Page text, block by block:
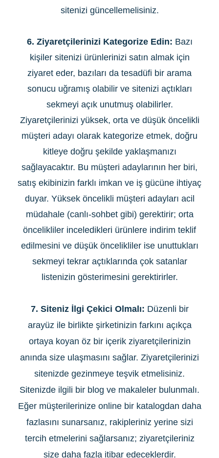
sitenizi güncellemelisiniz.
6. Ziyaretçilerinizi Kategorize Edin: Bazı
kişiler sitenizi ürünlerinizi satın almak için
ziyaret eder, bazıları da tesadüfi bir arama
sonucu uğramış olabilir ve sitenizi açtıkları
sekmeyi açık unutmuş olabilirler.
Ziyaretçilerinizi yüksek, orta ve düşük öncelikli
müşteri adayı olarak kategorize etmek, doğru
kitleye doğru şekilde yaklaşmanızı
sağlayacaktır. Bu müşteri adaylarının her biri,
satış ekibinizin farklı imkan ve iş gücüne ihtiyaç
duyar. Yüksek öncelikli müşteri adayları acil
müdahale (canlı-sohbet gibi) gerektirir; orta
öncelikliler inceledikleri ürünlere indirim teklif
edilmesini ve düşük öncelikliler ise unuttukları
sekmeyi tekrar açtıklarında çok satanlar
listenizin gösterimesini gerektirirler.
7. Siteniz İlgi Çekici Olmalı: Düzenli bir
arayüz ile birlikte şirketinizin farkını açıkça
ortaya koyan öz bir içerik ziyaretçilerinizin
anında size ulaşmasını sağlar. Ziyaretçilerinizi
sitenizde gezinmeye teşvik etmelisiniz.
Sitenizde ilgili bir blog ve makaleler bulunmalı.
Eğer müşterilerinize online bir katalogdan daha
fazlasını sunarsanız, rakipleriniz yerine sizi
tercih etmelerini sağlarsanız; ziyaretçileriniz
size daha fazla itibar edeceklerdir.